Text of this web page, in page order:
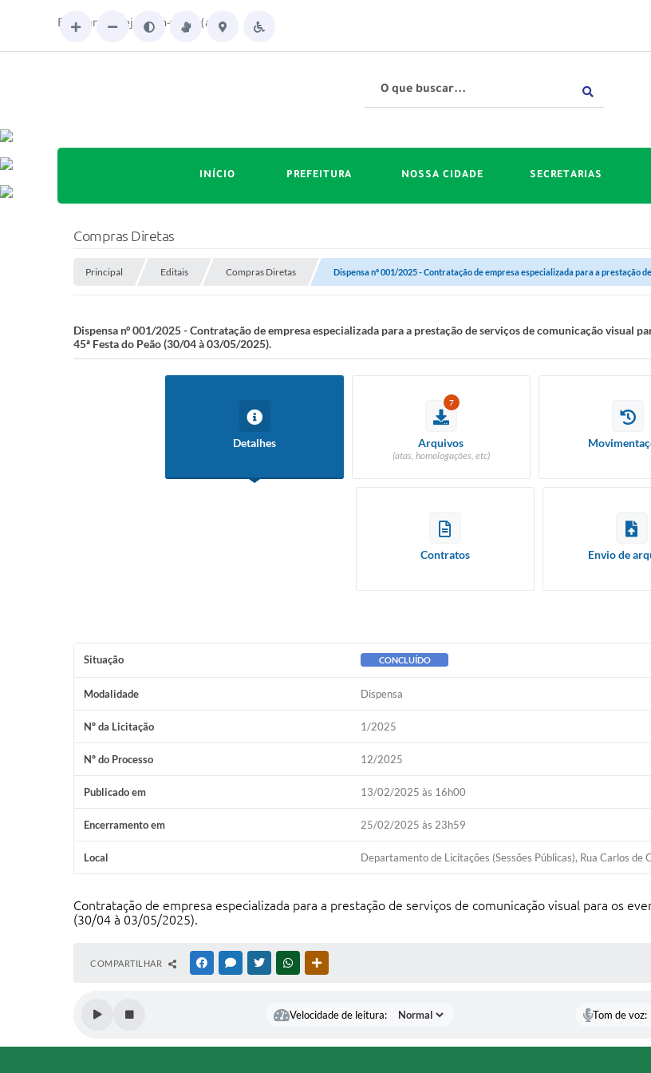
Boa tarde. Seja bem-vindo(a)!
INÍCIO PREFEITURA NOSSA CIDADE SECRETARIAS
Compras Diretas
Principal Editais Compras Diretas Dispensa nº 001/2025 - Contratação de empresa especializada para a prestação
Dispensa nº 001/2025 - Contratação de empresa especializada para a prestação de serviços de comunicação visual
45ª Festa do Peão (30/04 à 03/05/2025).
Detalhes
7
Arquivos
(atas, homologações, etc)
Contratos Envio de
Situação CONCLUÍDO
Modalidade Dispensa
Nº da Licitação 1/2025
Nº do Processo 12/2025
Publicado em 13/02/2025 às 16h00
Encerramento em 25/02/2025 às 23h59
Local Departamento de Licitações (Sessões Públicas), Rua Carlos de
Contratação de empresa especializada para a prestação de serviços de comunicação visual para os
(30/04 à 03/05/2025).
COMPARTILHAR FACEBOOKMESSENGER
TWITTERWHATSAPP
Velocidade de leitura: Tom de voz: